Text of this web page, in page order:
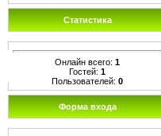
Статистика
Онлайн всего: 1
Гостей: 1
Пользователей: 0
Форма входа